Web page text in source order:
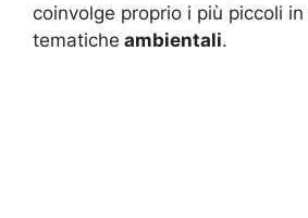
coinvolge proprio i più piccoli
tematiche ambientali.